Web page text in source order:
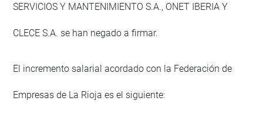
SERVICIOS Y MANTENIMIENTO S.A., ONET IBERIA Y
CLECE S.A. se han negado a firmar.
El incremento salarial acordado con la Federación de
Empresas de La Rioja es el siguiente: